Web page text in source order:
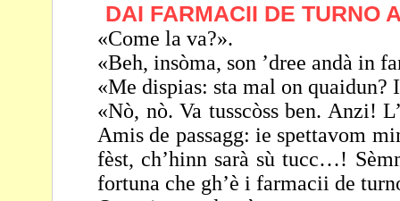
DAI FARMACII DE TURNO
«Come la va?».
«Beh, insòma, son ’dree andà in
«Me dispias: sta mal on
«Nò, nò. Va tusscòss ben. Anzi!
Amis de passagg:ie spettavom
fèst, ch’hinn sarà sù tucc…!
fortuna che gh’è i farmacii de